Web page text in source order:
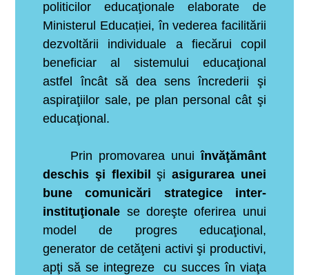
politicilor educaţionale elaborate de
Ministerul Educației, în vederea facilitării
dezvoltării individuale a fiecărui copil
beneficiar al sistemului educaţional
astfel încât să dea sens încrederii şi
aspiraţiilor sale, pe plan personal cât şi
educaţional.
Prin promovarea unuiînvăţământ
deschis şi flexibil
şi asigurarea unei
bune comunicări strategice inter-
instituţionale se doreşte oferirea unui
model de progres educaţional,
generator de cetăţeni activi şi productivi,
apţi să se integreze cu succes în viaţa